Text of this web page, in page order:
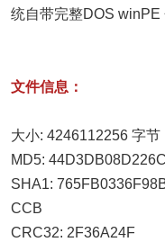
统自带完整DOS winPE
文件信息：
大小: 4246112256 字节
MD5:
SHA1:
CCB
CRC32: 2F36A24F